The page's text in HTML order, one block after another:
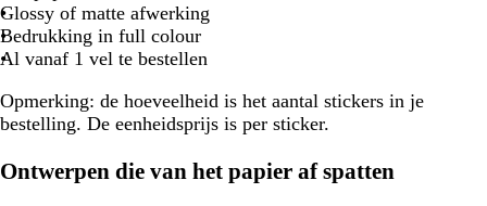
Glossy of matte afwerking
Bedrukking in full colour
Al vanaf 1 vel te bestellen
Opmerking: de hoeveelheid is het aantal stickers in je
bestelling. De eenheidsprijs is per sticker.
Ontwerpen die van het papier af spatten